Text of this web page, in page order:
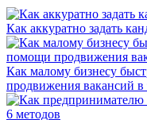
Как аккуратно задать
Как малому бизнесу
продвижения вакансий в